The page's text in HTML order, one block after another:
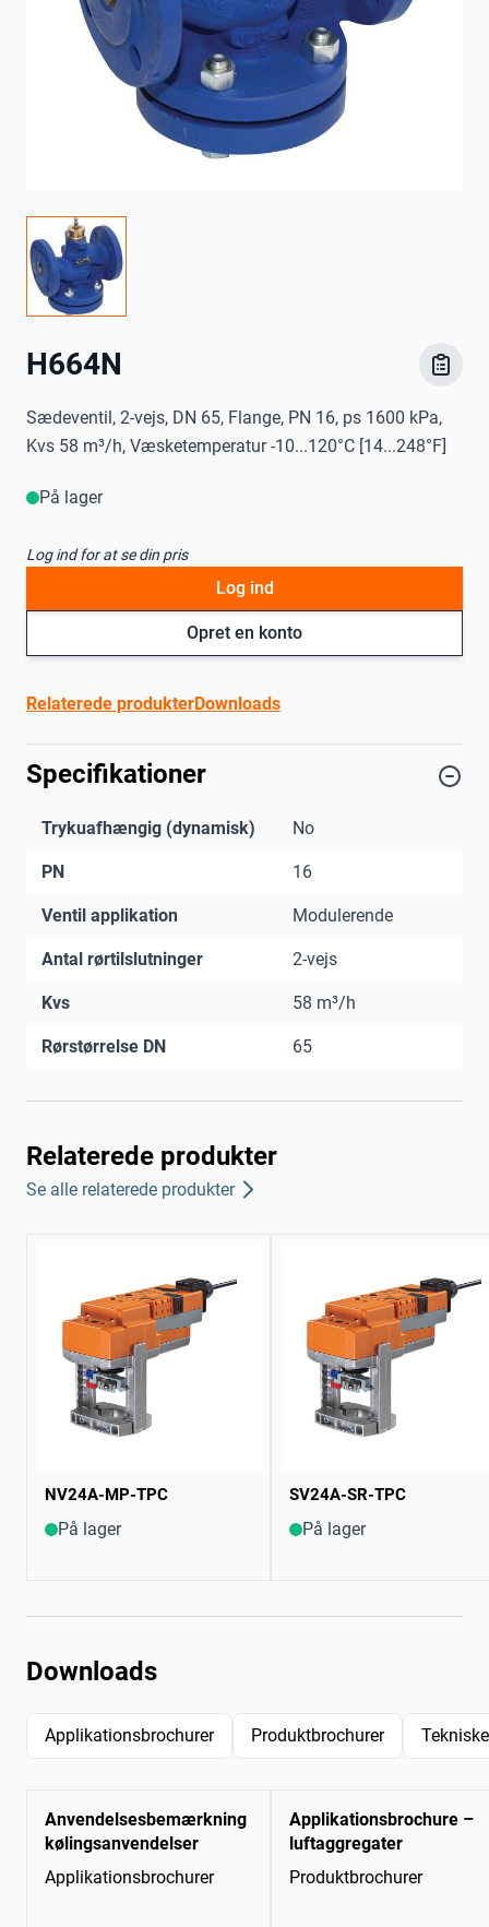
H664N
Sædeventil, 2-vejs, DN 65, Flange, PN 16, ps 1600 kPa,
Kvs 58 m³/h, Væsketemperatur -10...120°C [14...248°F]
På lager
Log ind for at se din pris
Opret en konto
Log ind
Relaterede produkterDownloads
Specifikationer
Trykuafhængig (dynamisk) No
PN 16
Ventil applikation Modulerende
Antal rørtilslutninger 2-vejs
Kvs 58 m³/h
Rørstørrelse DN 65
Relaterede produkter
Se alle relaterede produkter
NV24A-MP-TPC
På lager
SV24A-SR-TPC
På lager
Downloads
Applikationsbrochurer Produktbrochurer
Anvendelsesbemærkning
kølingsanvendelser
Applikationsbrochurer
Applikationsbrochure –
luftaggregater
Produktbrochurer